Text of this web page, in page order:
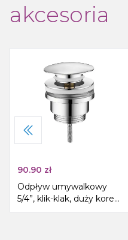
akcesoria
90.90 zł
Odpływ umywalkowy
5/4”, klik-klak, duży korek,
10-55mm, chrom